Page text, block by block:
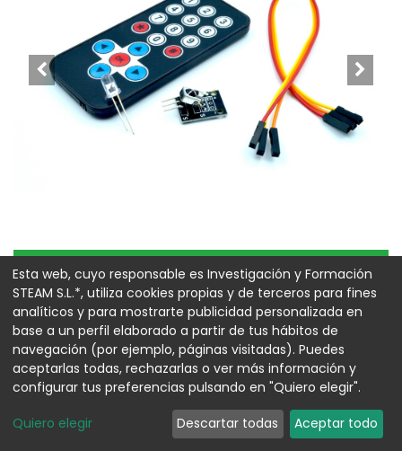
Disponible
Kit Módulo receptor IR +
mando a distancia
Referencia:00016810
2,78 €
Esta web, cuyo responsable es Investigación y Formación
STEAM S.L.*, utiliza cookies propias y de terceros para fines
analíticos y para mostrarte publicidad personalizada en
base a un perfil elaborado a partir de tus hábitos de
navegación (por ejemplo, páginas visitadas). Puedes
aceptarlas todas, rechazarlas o ver más información y
configurar tus preferencias pulsando en "Quiero elegir".
Quiero elegir Descartar todas Aceptar todo